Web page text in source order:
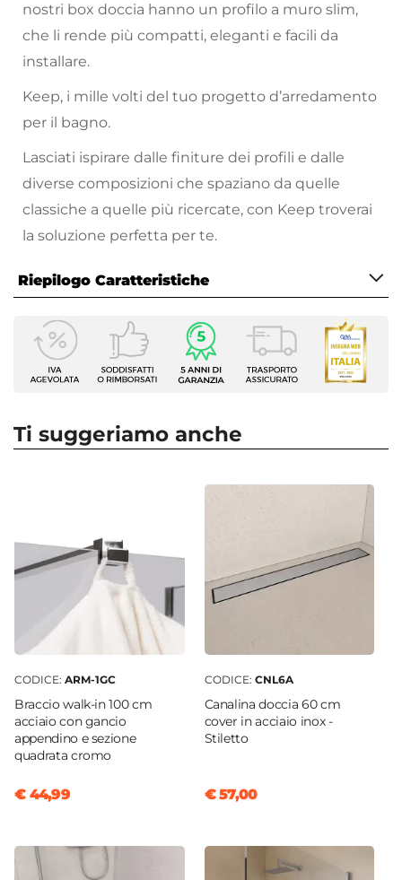
nostri box doccia hanno un profilo a muro slim,
che li rende più compatti, eleganti e facili da
installare.
Keep, i mille volti del tuo progetto d’arredamento
per il bagno.
Lasciati ispirare dalle finiture dei profili e dalle
diverse composizioni che spaziano da quelle
classiche a quelle più ricercate, con Keep troverai
la soluzione perfetta per te.
Riepilogo Caratteristiche
Caratteristiche
Tipologia
Walk-in
Altezza
Anticalcare
Si
Finitura Anta
Opaco
Materiale Anta
Spessore Anta
8 mm
Materiale Profilo
Alluminio
Colore Profilo
2,3 cm
Ti suggeriamo anche
CODICE: ARM-1GC
Braccio walk-in 100 cm
acciaio con gancio
appendino e sezione
quadrata cromo
€ 44,99
CODICE: CNL6A
Canalina doccia 60 cm
cover in acciaio inox -
Stiletto
€ 57,00